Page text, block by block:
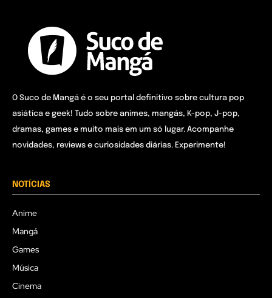
O Suco de Mangá é o seu portal definitivo sobre cultura pop
asiática e geek! Tudo sobre animes, mangás, K-pop, J-pop,
dramas, games e muito mais em um só lugar. Acompanhe
novidades, reviews e curiosidades diárias. Experimente!
NOTÍCIAS
Anime
Mangá
Games
Música
Cinema